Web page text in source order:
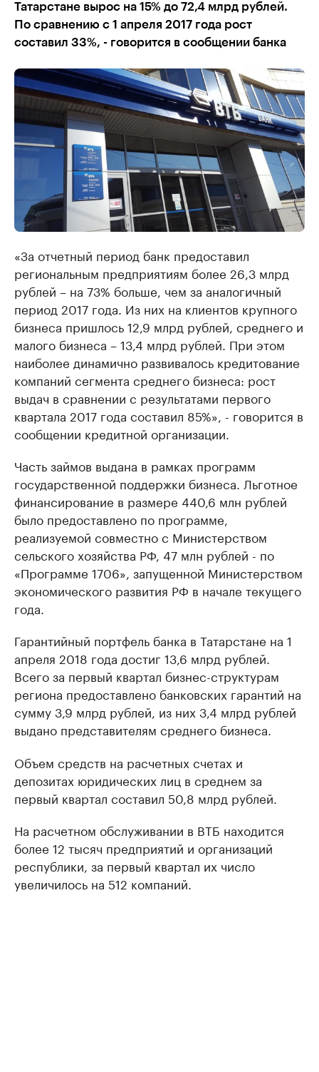
Татарстане вырос на 15% до 72,4 млрд рублей.
По сравнению с 1 апреля 2017 года рост
составил 33%, - говорится в сообщении банка
«За отчетный период банк предоставил
региональным предприятиям более 26,3 млрд
рублей – на 73% больше, чем за аналогичный
период 2017 года. Из них на клиентов крупного
бизнеса пришлось 12,9 млрд рублей, среднего и
малого бизнеса – 13,4 млрд рублей. При этом
наиболее динамично развивалось кредитование
компаний сегмента среднего бизнеса: рост
выдач в сравнении с результатами первого
квартала 2017 года составил 85%», - говорится в
сообщении кредитной организации.
Часть займов выдана в рамках программ
государственной поддержки бизнеса. Льготное
финансирование в размере 440,6 млн рублей
было предоставлено по программе,
реализуемой совместно с Министерством
сельского хозяйства РФ, 47 млн рублей - по
«Программе 1706», запущенной Министерством
экономического развития РФ в начале текущего
года.
Гарантийный портфель банка в Татарстане на 1
апреля 2018 года достиг 13,6 млрд рублей.
Всего за первый квартал бизнес-структурам
региона предоставлено банковских гарантий на
сумму 3,9 млрд рублей, из них 3,4 млрд рублей
выдано представителям среднего бизнеса.
Объем средств на расчетных счетах и
депозитах юридических лиц в среднем за
первый квартал составил 50,8 млрд рублей.
На расчетном обслуживании в ВТБ находится
более 12 тысяч предприятий и организаций
республики, за первый квартал их число
увеличилось на 512 компаний.